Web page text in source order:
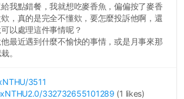
我點錯餐，我就想吃麥香魚，偏偏按了麥香
，真的是完全不懂欸，要怎麼投訴他啊，還
以處理這件事情呢？
最近遇到什麼不愉快的事情，或是月事來那
。
/3511
xNTHU2.0/332732655101289 (1 likes)